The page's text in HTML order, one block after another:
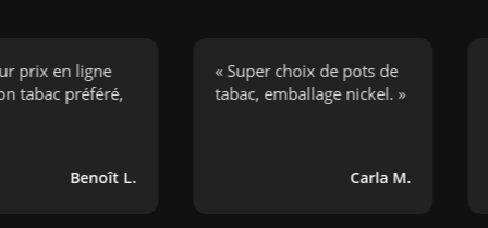
en ligne
préféré,
Benoît L.
« Super choix de pots de
tabac, emballage nickel. »
Carla M.